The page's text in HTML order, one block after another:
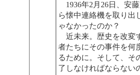
1936年2月26日、安
ら懐中連絡機を取り出
ゃなかったのか？
近未来。歴史を改変
者たちにその事件を何
るために。そして、そ
了しなければならな